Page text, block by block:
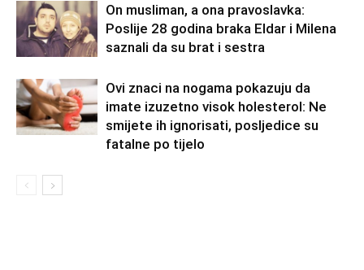
On musliman, a ona pravoslavka:
Poslije 28 godina braka Eldar i Milena
saznali da su brat i sestra
Ovi znaci na nogama pokazuju da
imate izuzetno visok holesterol: Ne
smijete ih ignorisati, posljedice su
fatalne po tijelo